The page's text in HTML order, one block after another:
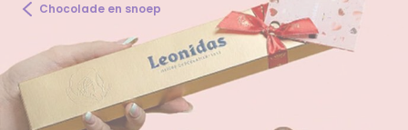
Chocolade en snoep